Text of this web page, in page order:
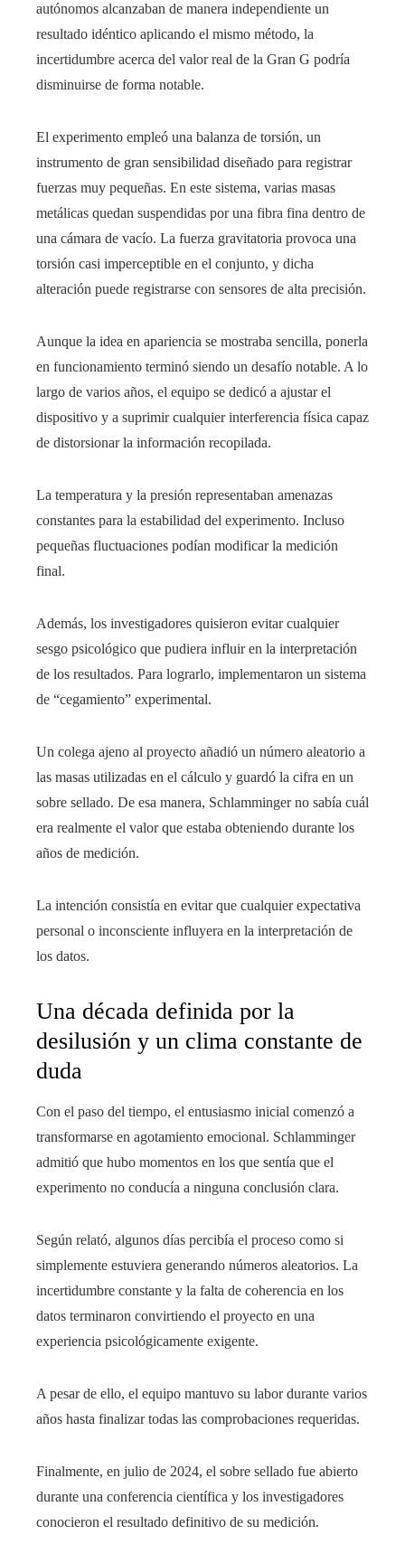
autónomos alcanzaban de manera independiente un
resultado idéntico aplicando el mismo método, la
incertidumbre acerca del valor real de la Gran G podría
disminuirse de forma notable.
El experimento empleó una balanza de torsión, un
instrumento de gran sensibilidad diseñado para registrar
fuerzas muy pequeñas. En este sistema, varias masas
metálicas quedan suspendidas por una fibra fina dentro de
una cámara de vacío. La fuerza gravitatoria provoca una
torsión casi imperceptible en el conjunto, y dicha
alteración puede registrarse con sensores de alta precisión.
Aunque la idea en apariencia se mostraba sencilla, ponerla
en funcionamiento terminó siendo un desafío notable. A lo
largo de varios años, el equipo se dedicó a ajustar el
dispositivo y a suprimir cualquier interferencia física capaz
de distorsionar la información recopilada.
La temperatura y la presión representaban amenazas
constantes para la estabilidad del experimento. Incluso
pequeñas fluctuaciones podían modificar la medición
final.
Además, los investigadores quisieron evitar cualquier
sesgo psicológico que pudiera influir en la interpretación
de los resultados. Para lograrlo, implementaron un sistema
de “cegamiento” experimental.
Un colega ajeno al proyecto añadió un número aleatorio a
las masas utilizadas en el cálculo y guardó la cifra en un
sobre sellado. De esa manera, Schlamminger no sabía cuál
era realmente el valor que estaba obteniendo durante los
años de medición.
La intención consistía en evitar que cualquier expectativa
personal o inconsciente influyera en la interpretación de
los datos.
Una década definida por la
desilusión y un clima constante de
duda
Con el paso del tiempo, el entusiasmo inicial comenzó a
transformarse en agotamiento emocional. Schlamminger
admitió que hubo momentos en los que sentía que el
experimento no conducía a ninguna conclusión clara.
Según relató, algunos días percibía el proceso como si
simplemente estuviera generando números aleatorios. La
incertidumbre constante y la falta de coherencia en los
datos terminaron convirtiendo el proyecto en una
experiencia psicológicamente exigente.
A pesar de ello, el equipo mantuvo su labor durante varios
años hasta finalizar todas las comprobaciones requeridas.
Finalmente, en julio de 2024, el sobre sellado fue abierto
durante una conferencia científica y los investigadores
conocieron el resultado definitivo de su medición.